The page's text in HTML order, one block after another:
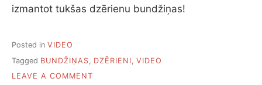
izmantot tukšas dzērienu bundžiņas!
Posted in VIDEO
Tagged BUNDŽIŅAS DZĒRIENI VIDEO
LEAVE A COMMENT